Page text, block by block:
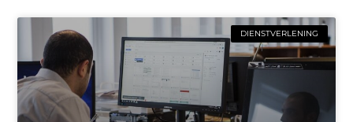
DIENSTVERLENING